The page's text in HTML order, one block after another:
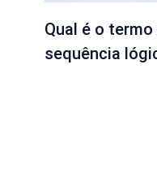
Qual é o
sequência